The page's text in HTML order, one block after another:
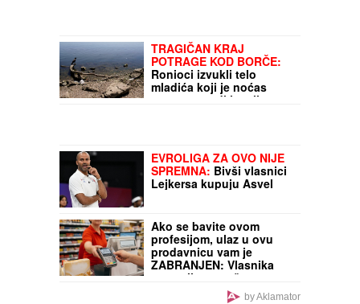
TRAGIČAN KRAJ
POTRAGE KOD BORČE:
Ronioci izvukli telo
mladića koji je noćas
nestao u vodi i mulju
EVROLIGA ZA OVO NIJE
SPREMNA: Bivši vlasnici
Lejkersa kupuju Asvel
Ako se bavite ovom
profesijom, ulaz u ovu
prodavnicu vam je
ZABRANJEN: Vlasnika
razapeli na mrežama, on
ne odustaje od odlukeby Aklamator